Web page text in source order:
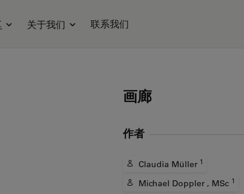
关于我们 联系我们
画廊
作者
Claudia Müller 1
Michael Doppler , MSc 1